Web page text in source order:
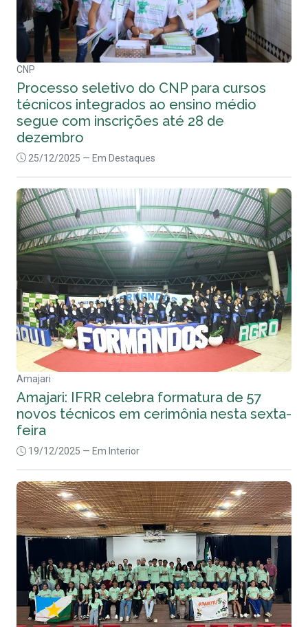
CNP
Processo seletivo do CNP para cursos
técnicos integrados ao ensino médio
segue com inscrições até 28 de
dezembro
25/12/2025 — Em Destaques
Amajari
Amajari: IFRR celebra formatura de 57
novos técnicos em cerimônia nesta sexta-
feira
19/12/2025 — Em Interior